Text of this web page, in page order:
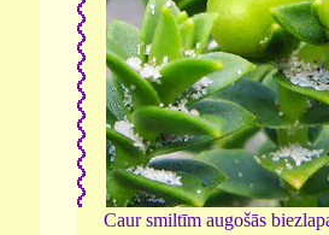
Caur smiltīm augošās